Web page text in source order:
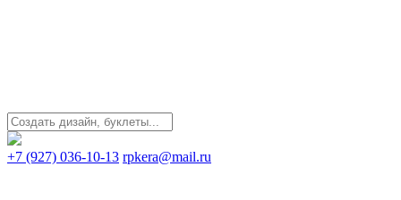
+7 (927) 036-10-13 rpkera@mail.ru